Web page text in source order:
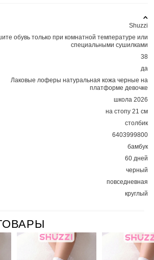
Shuzzi
обувь только при комнатной температуре или
специальными сушилками
38
да
Лаковые лоферы натуральная кожа черные на
платформе девочке
школа 2026
на стопу 21 см
столбик
6403999800
бамбук
60 дней
черный
повседневная
круглый